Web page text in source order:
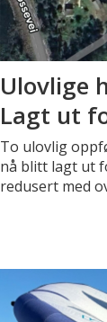
Ulovlige
Lagt ut
To ulovlig
nå blitt lagt ut
redusert med